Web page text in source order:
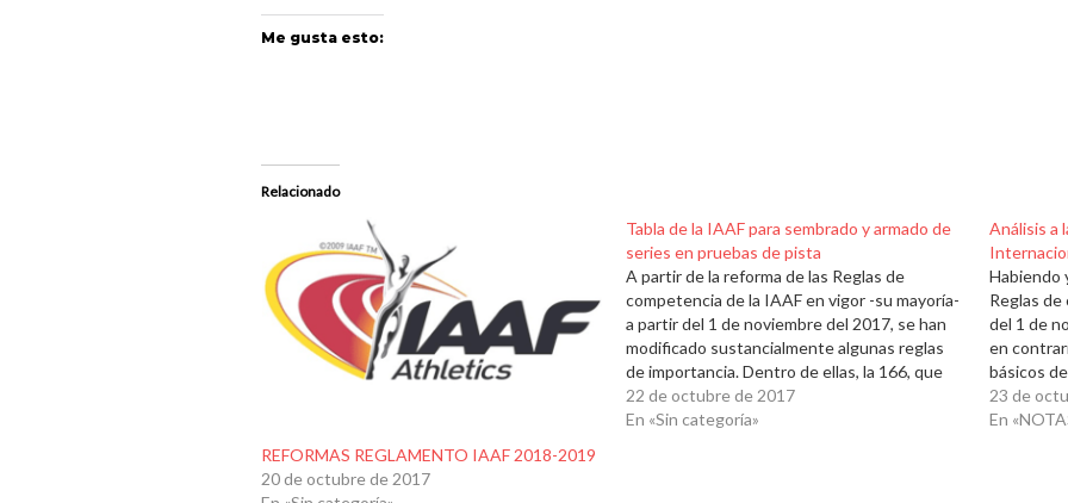
Me gusta esto:
Relacionado
REFORMAS REGLAMENTO IAAF 2018-2019
20 de octubre de 2017
Tabla de la IAAF para sembrado y armado de
series en pruebas de pista
A partir de la reforma de las Reglas de
competencia de la IAAF en vigor -su mayoría-
a partir del 1 de noviembre del 2017, se han
modificado sustancialmente algunas reglas
de importancia. Dentro de ellas, la 166, que
establece todo el mecanismo de sembrado en
series y rondas preliminares…
22 de octubre de 2017
En «Sin categoría»
Análisis a
Habiendo
Reglas
del 1 de
en
básicos
diversas
23 de
En